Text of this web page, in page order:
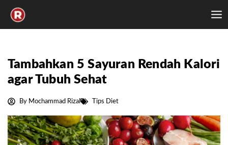
content
Tambahkan 5 Sayuran Rendah Kalori
agar Tubuh Sehat
By Mochammad Rizal Tips Diet